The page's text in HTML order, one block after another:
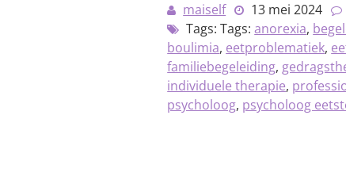
maiself
13 mei 2024
Tags: Tags:anorexia,
boulimia, eetproblematiek,
familiebegeleiding,
individuele therapie,
psycholoog, psycholoog